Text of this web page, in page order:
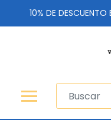
10% DE